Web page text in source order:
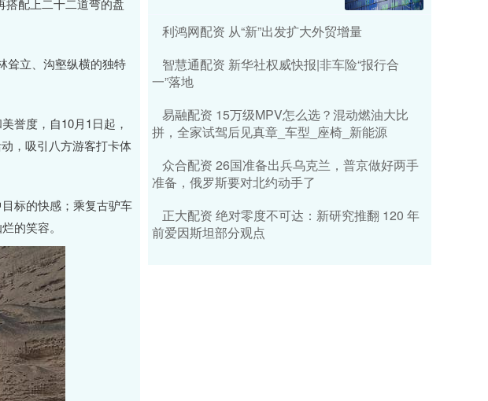
搭配上二十二道弯的盘
耸立、沟壑纵横的独特
誉度，自10月1日起，
，吸引八方游客打卡体
标的快感；乘复古驴车
的笑容。
利鸿网配资 从“新”出发扩大外贸增量
智慧通配资 新华社权威快报|非车险“报行合
一”落地
易融配资 15万级MPV怎么选？混动燃油大比
拼，全家试驾后见真章_车型_座椅_新能源
众合配资 26国准备出兵乌克兰，普京做好两手
准备，俄罗斯要对北约动手了
正大配资 绝对零度不可达：新研究推翻 120 年
前爱因斯坦部分观点